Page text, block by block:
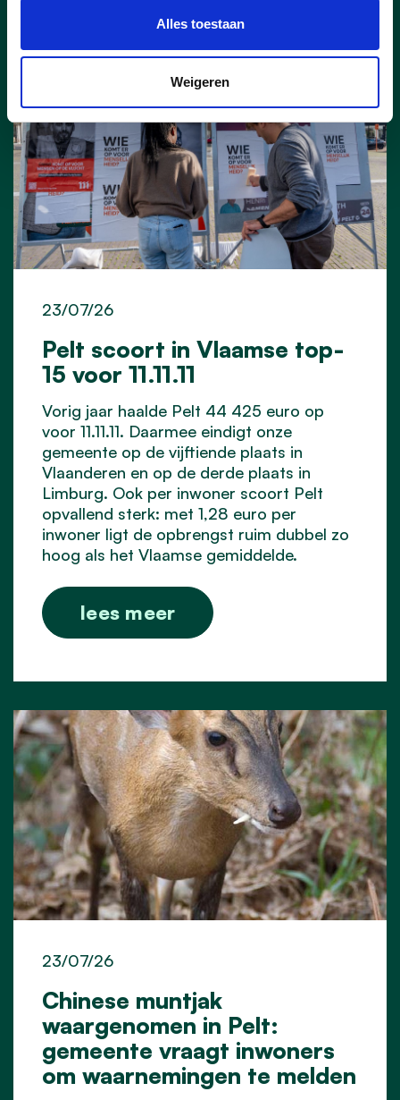
Alles toestaan
Weigeren
Pelt scoort in Vlaamse top-
15 voor 11.11.11
23/07/26
Vorig jaar haalde Pelt 44 425 euro op
voor 11.11.11. Daarmee eindigt onze
gemeente op de vijftiende plaats in
Vlaanderen en op de derde plaats in
Limburg. Ook per inwoner scoort Pelt
opvallend sterk: met 1,28 euro per
inwoner ligt de opbrengst ruim dubbel zo
hoog als het Vlaamse gemiddelde.
lees meer
Chinese muntjak
waargenomen in Pelt:
gemeente vraagt inwoners
om waarnemingen te melden
23/07/26